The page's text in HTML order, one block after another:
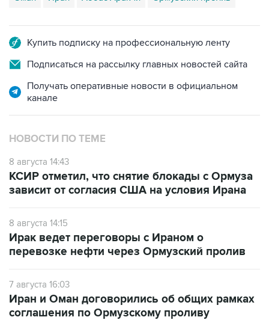
Подписаться на рассылку главных новостей сайта
Получать оперативные новости в официальном
НОВОСТИ ПО ТЕМЕ
8 августа 14:43
зависит от согласия США на условия Ирана
перевозке нефти через Ормузский пролив
7 августа 16:03
соглашения по Ормузскому проливу